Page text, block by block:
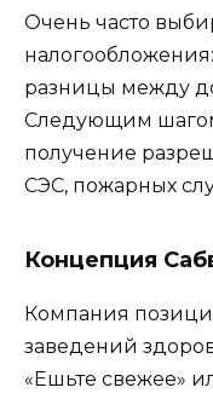
Очень часто
налогообложения:
разницы между
Следующим
получение
СЭС, пожарных
Концепция
Компания
заведений
«Ешьте свежее»